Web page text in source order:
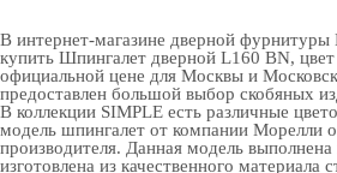
В интернет-магазине дверной
купить Шпингалет дверной L160 BN,
официальной цене для Москвы и
предоставлен большой выбор скобяных
В коллекции SIMPLE есть различные
модель шпингалет от компании Морелли
производителя. Данная модель
изготовлена из качественного материала